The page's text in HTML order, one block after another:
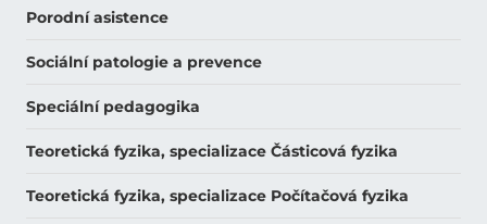
Porodní asistence
Sociální patologie a prevence
Speciální pedagogika
Teoretická fyzika, specializace Částicová fyzika
Teoretická fyzika, specializace Počítačová fyzika